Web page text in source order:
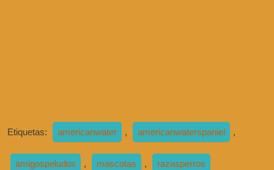
Etiquetas: americanwater , americanwaterspaniel ,
amigospeludos , mascotas , razasperros